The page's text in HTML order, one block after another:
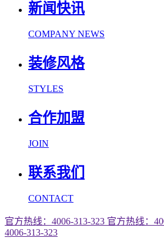
新闻快讯
COMPANY NEWS
装修风格
STYLES
合作加盟
JOIN
联系我们
CONTACT
官方热线：4006-313-323 官方热线：
4006-313-323